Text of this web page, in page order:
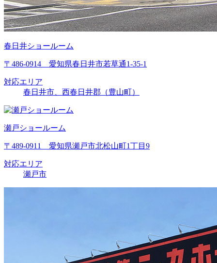
春日井ショールーム
〒486-0914 愛知県春日井市若草通1-35-1
対応エリア
春日井市、西春日井郡（豊山町）
瀬戸ショールーム
〒489-0911 愛知県瀬戸市北松山町1丁目9
対応エリア
瀬戸市